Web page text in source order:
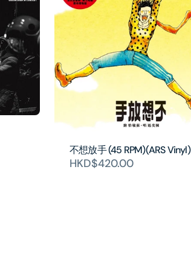
不想放手 (45 RPM)(ARS Vinyl)
HKD$420.00